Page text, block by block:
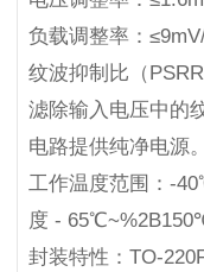
负载调整率：≤9mV/
纹波抑制比（
滤除输入电压中的
电路提供纯净电源。
工作温度范围：-
度 -
封装特性：TO-